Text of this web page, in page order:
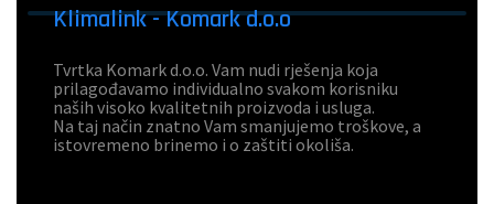
Klimalink - Komark d.o.o
Tvrtka Komark d.o.o. Vam nudi rješenja koja
prilagođavamo individualno svakom korisniku
naših visoko kvalitetnih proizvoda i usluga.
Na taj način znatno Vam smanjujemo troškove, a
istovremeno brinemo i o zaštiti okoliša.